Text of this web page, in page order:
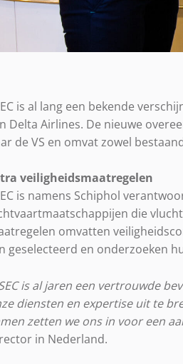
is al lang een bekende
Delta Airlines. De nieuwe
de VS en omvat zowel
veiligheidsmaatregelen
is namens Schiphol
die
omvatten
geselecteerd en onderzoeken
is al jaren een vertrouwde
diensten en expertise uit te
zetten we ons in voor een
in Nederland.